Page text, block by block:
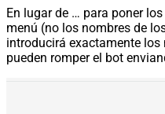
En lugar de … para poner
menú (no los nombres de
introducirá exactamente
pueden romper el bot